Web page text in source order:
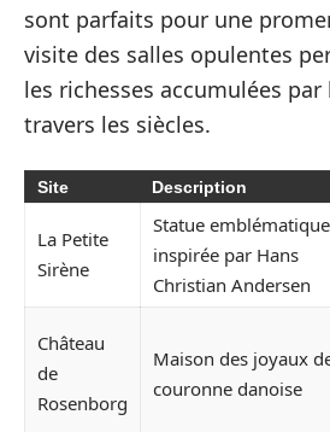
sont parfaits pour une
visite des salles opulentes
les richesses accumulées par
travers les siècles.
Site Description
La Petite
Sirène
Statue emblématique
inspirée par Hans
Christian Andersen
Château
de
Rosenborg
Maison des joyaux
couronne danoise